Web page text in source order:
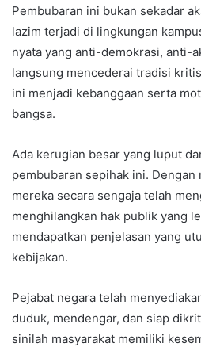
Pembubaran ini bukan sekadar
lazim terjadi di lingkungan
nyata yang anti-demokrasi, anti-
langsung mencederai tradisi
ini menjadi kebanggaan serta
bangsa.
Ada kerugian besar yang luput
pembubaran sepihak ini.
mereka secara sengaja telah
menghilangkan hak publik yang
mendapatkan penjelasan yang
kebijakan.
Pejabat negara telah
duduk, mendengar, dan siap
sinilah masyarakat memiliki